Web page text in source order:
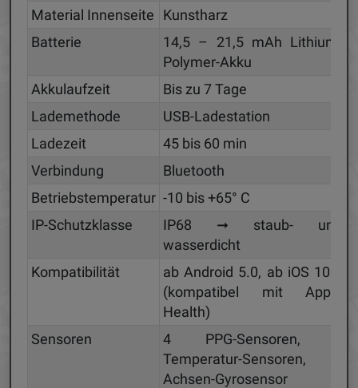
Material Innenseite
Kunstharz
Batterie
14,5 – 21,5 mAh Lithium-
Polymer-Akku
Akkulaufzeit
Bis zu 7 Tage
Lademethode
USB-Ladestation
Ladezeit
45 bis 60 min
Verbindung
Bluetooth
Betriebstemperatur -10 bis +65° C
IP-Schutzklasse
IP68 ➞ staub- und
wasserdicht
Kompatibilität
ab Android 5.0, ab iOS 10.0
(kompatibel mit Apple
Health)
Sensoren
4 PPG-Sensoren, 4
Temperatur-Sensoren, 3-
Achsen-Gyrosensor